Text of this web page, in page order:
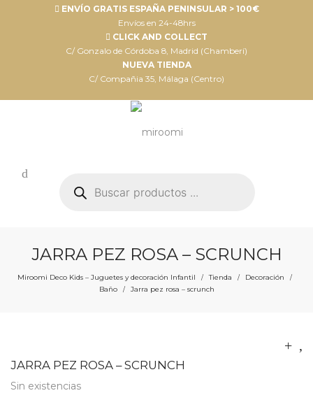
ENVÍO GRATIS ESPAÑA PENINSULAR > 100€
Envíos en 24-48hrs
CLICK AND COLLECT
C/ Gonzalo de Córdoba 8, Madrid (Chamberí)
NUEVA TIENDA
C/ Compañia 35, Málaga (Centro)
productos
JARRA PEZ ROSA – SCRUNCH
Miroomi Deco Kids – Juguetes y decoración Infantil / Tienda / Decoración /
Baño / Jarra pez rosa – scrunch
JARRA PEZ ROSA – SCRUNCH
Sin existencias